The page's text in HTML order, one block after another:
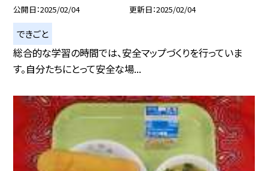
公開日 2025/02/04 更新日 2025/02/04
できごと
総合的な学習の時間では、安全マップづくりを行っていま
す。自分たちにとって安全な場...